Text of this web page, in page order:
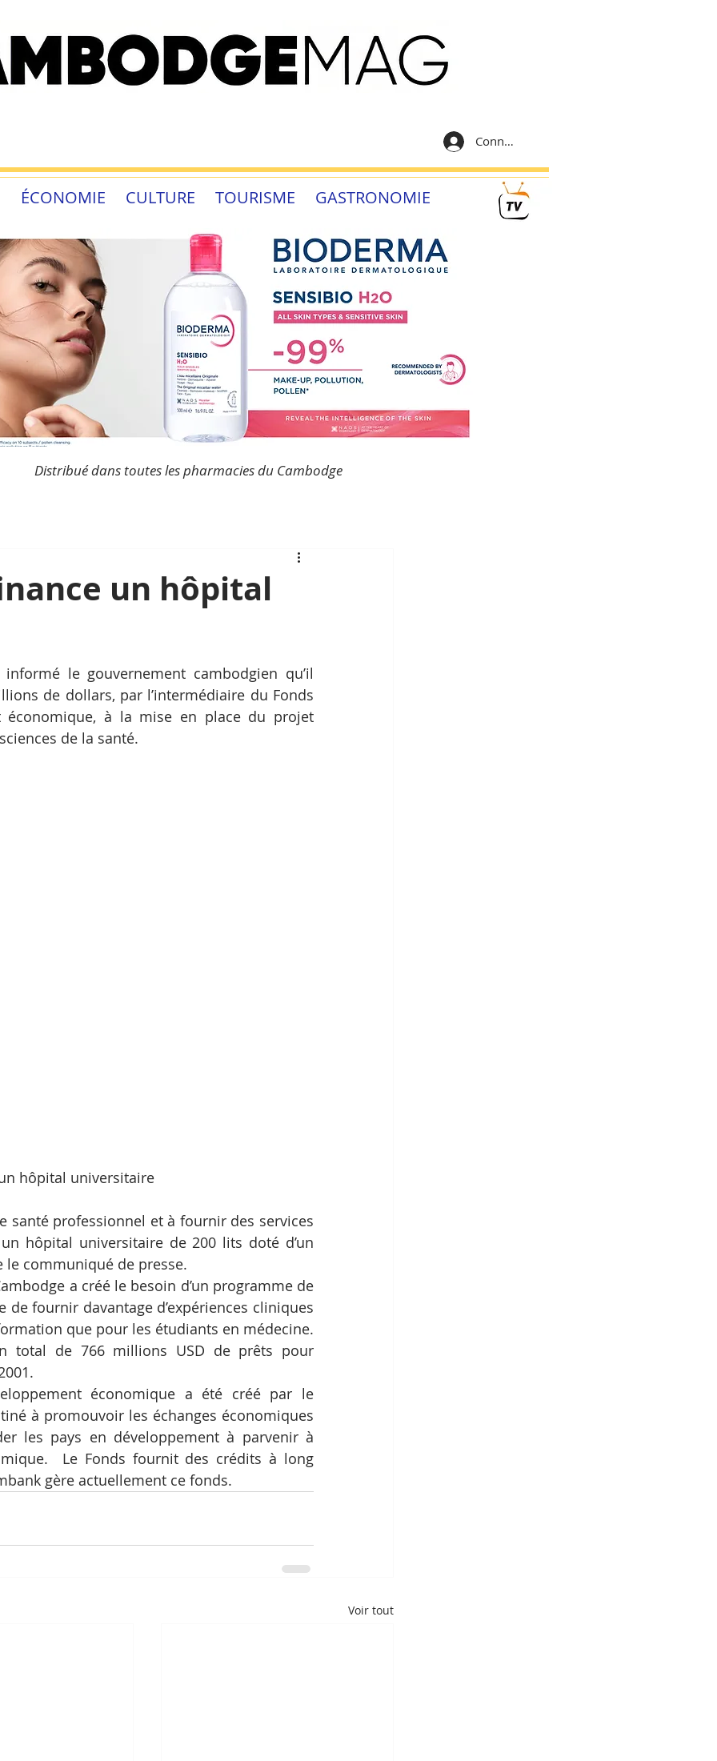
Connexion
ÉCONOMIE CULTURE TOURISME GASTRONOMIE
Distribué dans toutes les pharmacies du Cambodge
un hôpital
le gouvernement cambodgien qu’il
de dollars, par l’intermédiaire du Fonds
économique, à la mise en place du projet
de la santé.
hôpital universitaire
santé professionnel et à fournir des services
hôpital universitaire de 200 lits doté d’un
communiqué de presse.
a créé le besoin d’un programme de
fournir davantage d’expériences cliniques
que pour les étudiants en médecine.
total de 766 millions USD de prêts pour
économique a été créé par le
à promouvoir les échanges économiques
les pays en développement à parvenir à
Le Fonds fournit des crédits à long
gère actuellement ce fonds.
Voir tout